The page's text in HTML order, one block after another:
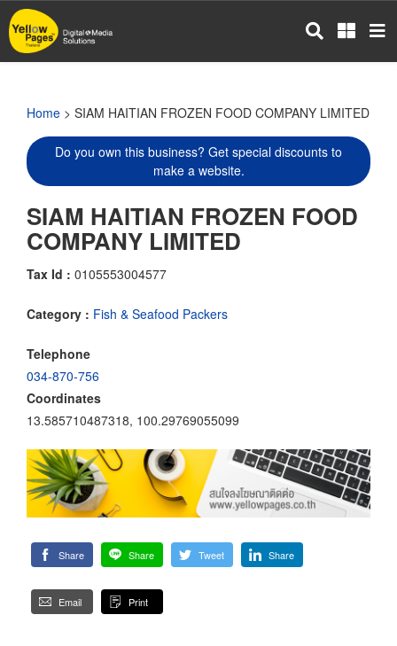
Skip
to
main
Home > SIAM HAITIAN FROZEN FOOD COMPANY LIMITED
Do you own this business? Get special discounts to
make a website.
SIAM HAITIAN FROZEN FOOD
COMPANY LIMITED
Tax Id : 0105553004577
Category : Fish & Seafood Packers
Telephone
034-870-756
Coordinates
13.585710487318, 100.29769055099
Share Share Tweet Share
Email Print